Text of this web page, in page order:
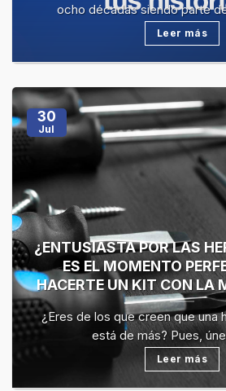
ocho décadas siendo parte
Leer más
¿ENTUSIASTA POR LAS
ES EL MOMENTO
HACERTE UN KIT CON LA
¿Eres de los que creen que una
está de más? Pues,
Leer más
30
Jul